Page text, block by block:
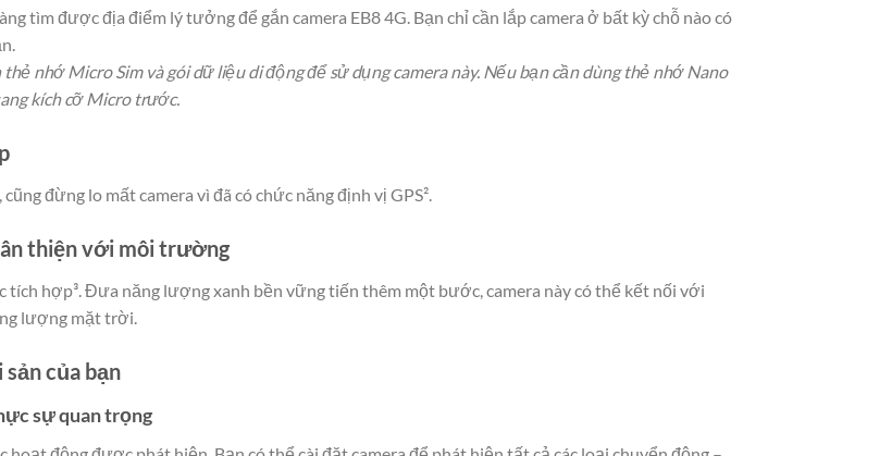
tìm được địa điểm lý tưởng để gắn camera EB8 4G. Bạn chỉ cần lắp camera ở bất kỳ chỗ nào có
nhớ Micro Sim và gói dữ liệu di động để sử dụng camera này. Nếu bạn cần dùng thẻ nhớ Nano
kích cỡ Micro trước.
đừng lo mất camera vì đã có chức năng định vị GPS².
thiện với môi trường
tích hợp³. Đưa năng lượng xanh bền vững tiến thêm một bước, camera này có thể kết nối với
lượng mặt trời.
sản của bạn
sự quan trọng